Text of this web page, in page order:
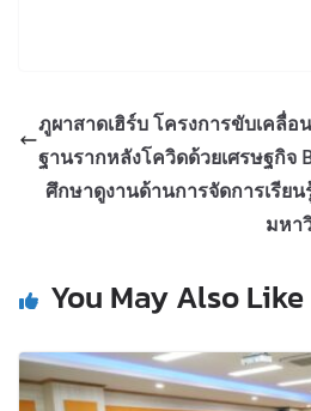
ภูผาสาดเฮิร์บ โครงการขับเคลื่อ
ฐานรากหลังโควิดด้วยเศรษฐกิจ
ศึกษาดูงานด้านการจัดการเรีย
มหา
You May Also Like